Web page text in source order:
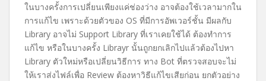
ในบางครั้งการเปลี่ยนเพียงแค่ช่องว่าง อาจต้องใช้เวลามากใน
การแก้ไข เพราะด้วยตัวของ OS ที่มีการอัพเวอร์ชั้น มีผลกับ
Library อาจไม่ Support Library ที่เราเคยใช้ได้ ต้องทำการ
แก้ไข หรือในบางครั้ง Librayr นั้นถูกยกเลิกไปแล้วต้องไปหา
Library ตัวใหม่หรือเปลี่ยนวิธีการ ทาง Bot ที่ตรวจสอบจะไม่
ให้เราส่งไฟล์เพื่อ Review ต้องหาวิธีแก้ไขเสียก่อน ยกตัวอย่าง